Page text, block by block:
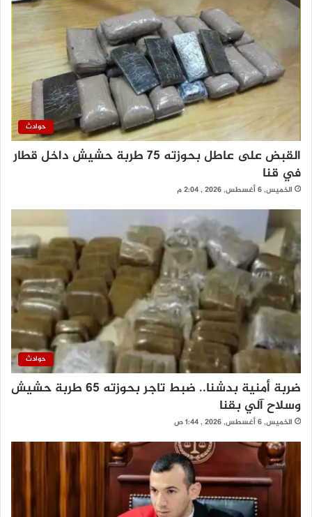
حوادث
القبض على عاطل بحوزته 75 طربة حشيش داخل قطار
في قنا
الخميس, 6 أغسطس, 2026 , 2:04 م
حوادث
ضربة أمنية بدشنا.. ضبط تاجر بحوزته 65 طربة حشيش
وسلاح آلي بقنا
الخميس, 6 أغسطس, 2026 , 1:44 ص